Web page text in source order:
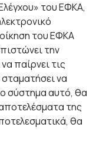
του ΕΦΚΑ,
του ΕΦΚΑ
την
παίρνει τις
να
σύστημα αυτό, θα
της
θα